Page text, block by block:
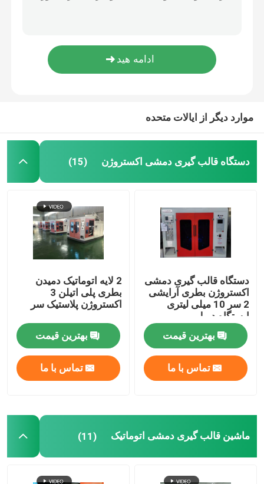
ماشین قالب گیری PP ضربه
قالب گیری دمشی اکستروژن پیوسته
ماشین قالب گیری دمشی انباشته
دستگاه قالب گیری ضربه ای دو ایستگاه
ماشین کمکی پلاستیک
قالب دمشی
ماشین قالب گیری دمشی تمام الکتریک
موارد دیگر از ایالات متحده
دستگاه قالب گیری دمشی اکستروژن (15)
دستگاه قالب گیری دمشی
اکستروژن بطری آرایشی
2 سر 10 میلی لیتری
ایستگاه دوبل
بهترین قیمت
تماس با ما
2 لایه اتوماتیک دمیدن
بطری پلی اتیلن 3
اکستروژن پلاستیک سر
بهترین قیمت
تماس با ما
ماشین قالب گیری دمشی اتوماتیک (11)